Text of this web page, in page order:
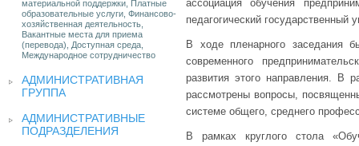
материальной поддержки, Платные
образовательные услуги, Финансово-
хозяйственная деятельность,
Вакантные места для приема
(перевода), Доступная среда,
Международное сотрудничество
АДМИНИСТРАТИВНАЯ
ГРУППА
АДМИНИСТРАТИВНЫЕ
ПОДРАЗДЕЛЕНИЯ
ассоциация обучения
педагогический государственный
В ходе пленарного заседания
современного
развития этого направления. В
рассмотрены вопросы,
системе общего, среднего
В рамках круглого стола